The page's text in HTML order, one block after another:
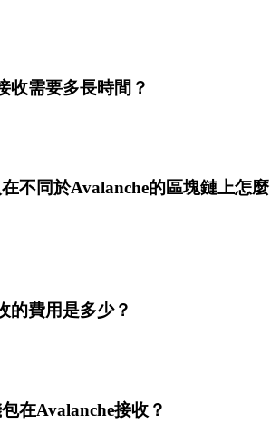
收需要多長時間？
不同於Avalanche的區塊鏈上怎麼
的費用是多少？
在Avalanche接收？